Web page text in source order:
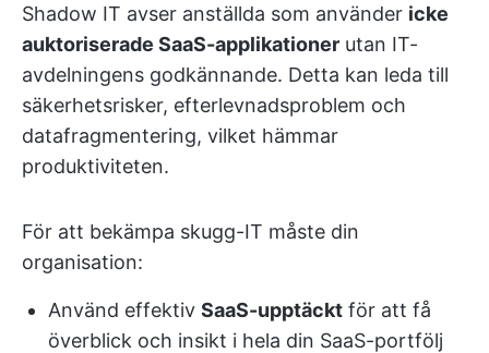
Shadow IT avser anställda som använder icke
auktoriserade SaaS-applikationer utan IT-
avdelningens godkännande. Detta kan leda till
säkerhetsrisker, efterlevnadsproblem och
datafragmentering, vilket hämmar
produktiviteten.
För att bekämpa skugg-IT måste din
organisation:
Använd effektiv SaaS-upptäckt för att få
överblick och insikt i hela din SaaS-portfölj